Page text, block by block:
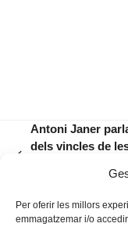
Per oferir les millors
emmagatzemar i/o
Antoni Janer
dels vincles de